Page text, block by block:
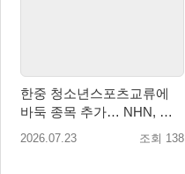
한중 청소년스포츠교류에
바둑 종목 추가… NHN, 바
둑 AI ‘한돌’로 양국 훈련 지
2026.07.23 조회 138